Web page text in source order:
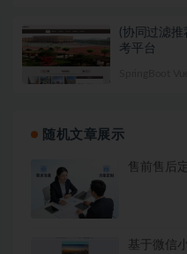
(协同过滤
考平台
随机文章展示
售前售后
基于微信